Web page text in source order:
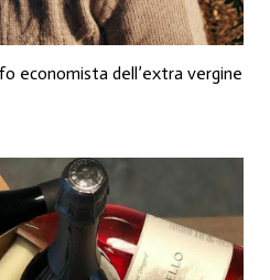
economista dell’extra vergine